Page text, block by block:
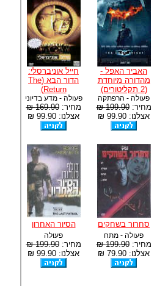
האביר האפל -
מהדורה מיוחדת
(2 תקליטורים)
פעולה - הרפתקה
מחיר:199.90 ₪
אצלנו: 99.90 ₪
חייל אוניברסלי:
הדור הבא (The
Return)
פעולה - מדע בדיוני
מחיר:169.90 ₪
אצלנו: 99.90 ₪
סחרור בשחקים
פעולה - מתח
מחיר:199.90 ₪
אצלנו: 79.90 ₪
הסיור האחרון
פעולה
מחיר:199.90 ₪
אצלנו: 99.90 ₪